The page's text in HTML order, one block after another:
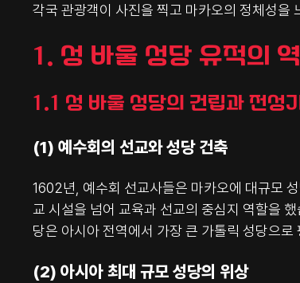
각국 관광객이 사진을 찍고 마카오의 정체성을
1. 성 바울 성당 유적의
1.1 성 바울 성당의 건립과 전성
(1) 예수회의 선교와 성당 건축
1602년, 예수회 선교사들은 마카오에 대규모
교 시설을 넘어 교육과 선교의 중심지 역할을
당은 아시아 전역에서 가장 큰 가톨릭 성당으로
(2) 아시아 최대 규모 성당의 위상